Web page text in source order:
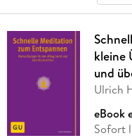
kleine
und
Ulrich
eBook
Sofort